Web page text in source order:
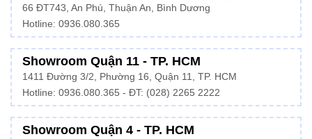
66 ĐT743, An Phú, Thuận An, Bình Dương
Hotline: 0936.080.365
Showroom Quận 11 - TP. HCM
1411 Đường 3/2, Phường 16, Quận 11, TP. HCM
Hotline: 0936.080.365 - ĐT: (028) 2265 2222
Showroom Quận 4 - TP. HCM